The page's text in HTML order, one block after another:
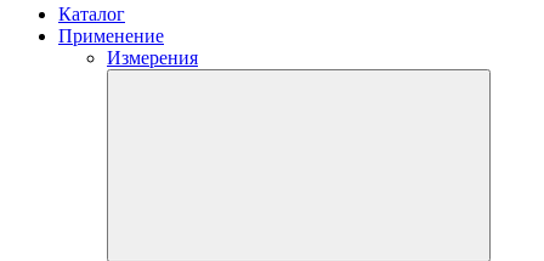
Каталог
Применение
Измерения